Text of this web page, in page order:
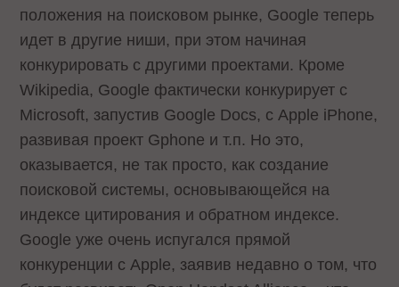
положения на поисковом рынке, Google теперь
идет в другие ниши, при этом начиная
конкурировать с другими проектами. Кроме
Wikipedia, Google фактически конкурирует с
Microsoft, запустив Google Docs, с Apple iPhone,
развивая проект Gphone и т.п. Но это,
оказывается, не так просто, как создание
поисковой системы, основывающейся на
индексе цитирования и обратном индексе.
Google уже очень испугался прямой
конкуренции с Apple, заявив недавно о том, что